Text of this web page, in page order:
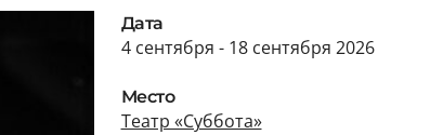
Дата
4 сентября - 18 сентября 2026
Место
Театр «Суббота»